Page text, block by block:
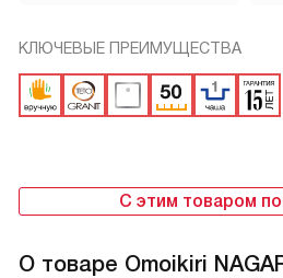
КЛЮЧЕВЫЕ ПРЕИМУЩЕСТВА
С этим товаром
О товаре Omoikiri